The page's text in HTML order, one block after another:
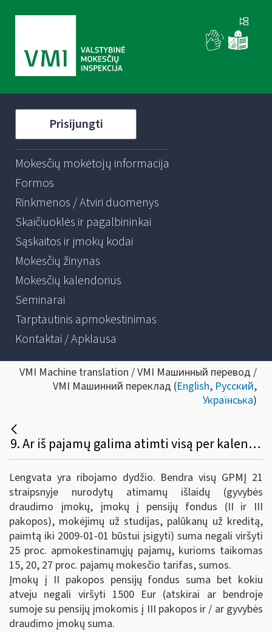
Prisijungti
Mokesčių mokėtojų informacija
Formos
Rinkmenos / Atviri duomenys
Skaičiuoklės ir pagalbininkai
Sąskaitos ir įmokų kodai
Mokesčių žinynas
Mokesčių kalendorius
Seminarai
Tarptautinis apmokestinimas
Kontaktai / Apklausa
VMI Machine translation / VMI Машинный перевод /
VMI Машинний переклад (English, Русский,
Українська)
9. Ar iš pajamų galima atimti visą per kalendorinius metus sumokėtų papildomų pensijų įmokų sumą?
Lengvata yra ribojamo dydžio. Bendra visų GPMĮ 21
straipsnyje nurodytų atimamų išlaidų (gyvybės
draudimo įmokų, įmokų į pensijų fondus (II ir III
pakopos), mokėjimų už studijas, palūkanų už kreditą,
paimtą iki 2009-01-01 būstui įsigyti) suma negali viršyti
25 proc. apmokestinamųjų pajamų, kurioms taikomas
15, 20, 27 proc. pajamų mokesčio tarifas, sumos.
Įmokų į II pakopos pensijų fondus suma bet kokiu
atveju negali viršyti 1500 Eur (atskirai ar bendroje
sumoje su pensijų įmokomis į III pakopos ir / ar gyvybės
draudimo įmokų suma.